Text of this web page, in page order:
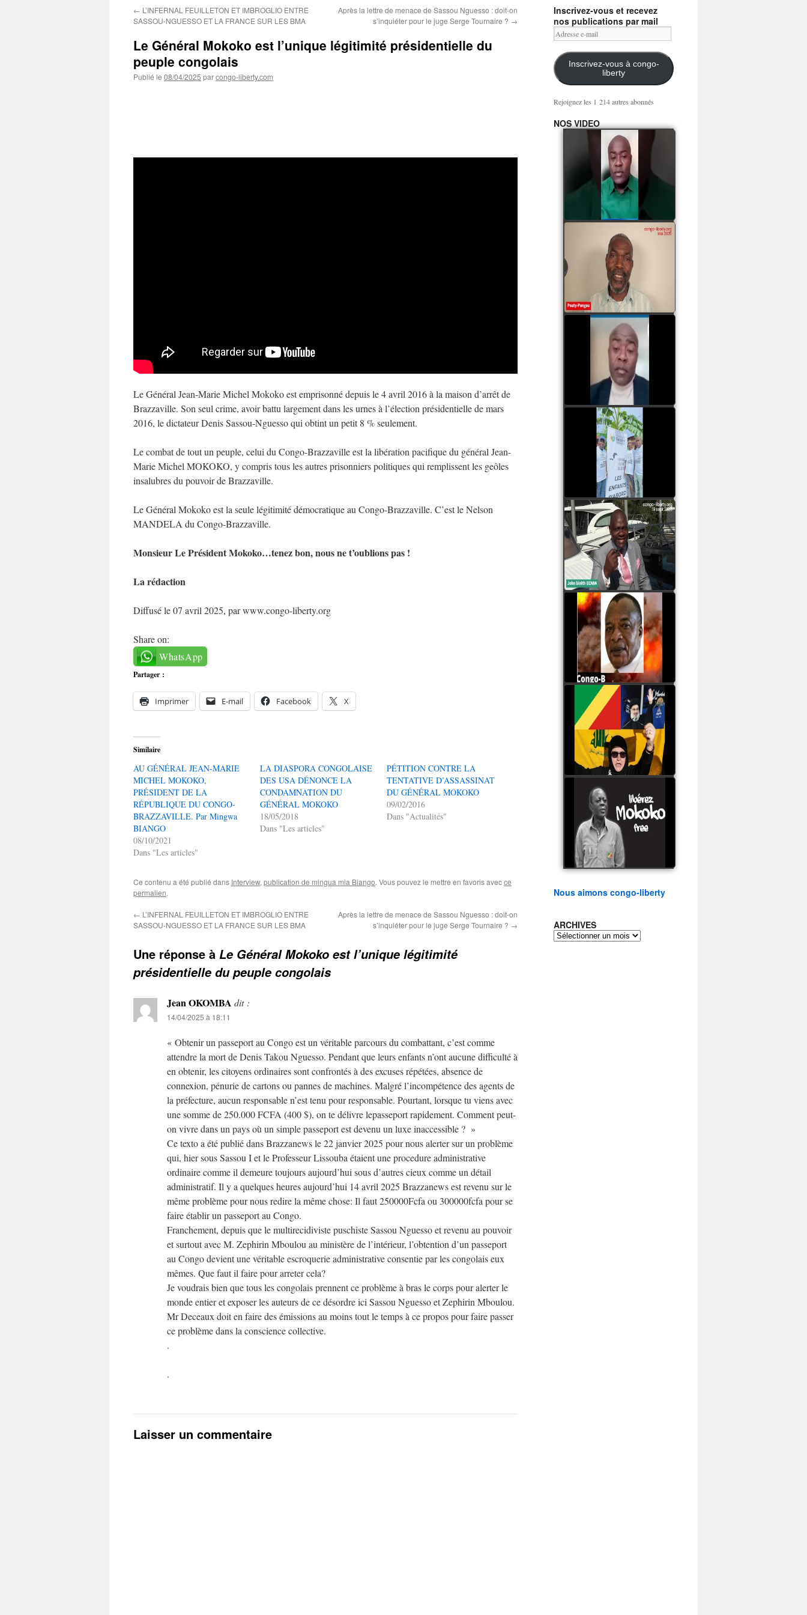
← L’INFERNAL FEUILLETON ET IMBROGLIO ENTRE
SASSOU-NGUESSO ET LA FRANCE SUR LES BMA
Après la lettre de menace de Sassou Nguesso : doit-on
s’inquiéter pour le juge Serge Tournaire ? →
Le Général Mokoko est l’unique légitimité présidentielle du
peuple congolais
Publié le 08/04/2025 parcongo-liberty.com
Le Général Jean-Marie Michel Mokoko est emprisonné depuis le 4 avril 2016 à la maison d’arrêt de
Brazzaville. Son seul crime, avoir battu largement dans les urnes à l’élection présidentielle de mars
2016, le dictateur Denis Sassou-Nguesso qui obtint un petit 8 % seulement.
Le combat de tout un peuple, celui du Congo-Brazzaville est la libération pacifique du général Jean-
Marie Michel MOKOKO, y compris tous les autres prisonniers politiques qui remplissent les geôles
insalubres du pouvoir de Brazzaville.
Le Général Mokoko est la seule légitimité démocratique au Congo-Brazzaville. C’est le Nelson
MANDELA du Congo-Brazzaville.
Monsieur Le Président Mokoko…tenez bon, nous ne t’oublions pas !
La rédaction
Diffusé le 07 avril 2025, par www.congo-liberty.org
Share on:
WhatsApp
Partager :
Imprimer E-mail Facebook X
Similaire
AU GÉNÉRAL JEAN-MARIE
MICHEL MOKOKO,
PRÉSIDENT DE LA
RÉPUBLIQUE DU CONGO-
BRAZZAVILLE. Par Mingwa
BIANGO
08/10/2021
Dans "Les articles"
LA DIASPORA CONGOLAISE
DES USA DÉNONCE LA
CONDAMNATION DU
GÉNÉRAL MOKOKO
18/05/2018
Dans "Les articles"
PÉTITION CONTRE LA
TENTATIVE D’ASSASSINAT
DU GÉNÉRAL MOKOKO
09/02/2016
Dans "Actualités"
Ce contenu a été publié dans Interview, publication de mingua mia Biango. Vous pouvez le mettre en favoris avecce
permalien.
← L’INFERNAL FEUILLETON ET IMBROGLIO ENTRE
SASSOU-NGUESSO ET LA FRANCE SUR LES BMA
Après la lettre de menace de Sassou Nguesso : doit-on
s’inquiéter pour le juge Serge Tournaire ? →
Une réponse à Le Général Mokoko est l’unique légitimité
présidentielle du peuple congolais
Jean OKOMBA dit :
14/04/2025 à 18:11
« Obtenir un passeport au Congo est un véritable parcours du combattant, c’est comme
attendre la mort de Denis Takou Nguesso. Pendant que leurs enfants n’ont aucune difficulté à
en obtenir, les citoyens ordinaires sont confrontés à des excuses répétées, absence de
connexion, pénurie de cartons ou pannes de machines. Malgré l’incompétence des agents de
la préfecture, aucun responsable n’est tenu pour responsable. Pourtant, lorsque tu viens avec
une somme de 250.000 FCFA (400 $), on te délivre lepasseport rapidement. Comment peut-
on vivre dans un pays où un simple passeport est devenu un luxe inaccessible ? »
Ce texto a été publié dans Brazzanews le 22 janvier 2025 pour nous alerter sur un problème
qui, hier sous Sassou I et le Professeur Lissouba étaient une procedure administrative
ordinaire comme il demeure toujours aujourd’hui sous d’autres cieux comme un détail
administratif. Il y a quelques heures aujourd’hui 14 avril 2025 Brazzanews est revenu sur le
même problème pour nous redire la même chose: Il faut 250000Fcfa ou 300000fcfa pour se
faire établir un passeport au Congo.
Franchement, depuis que le multirecidiviste puschiste Sassou Nguesso et revenu au pouvoir
et surtout avec M. Zephirin Mboulou au ministère de l’intérieur, l’obtention d’un passeport
au Congo devient une véritable escroquerie administrative consentie par les congolais eux
mêmes. Que faut il faire pour arreter cela?
Je voudrais bien que tous les congolais prennent ce problème à bras le corps pour alerter le
monde entier et exposer les auteurs de ce désordre ici Sassou Nguesso et Zephirin Mboulou.
Mr Deceaux doit en faire des émissions au moins tout le temps à ce propos pour faire passer
ce problème dans la conscience collective.
.
.
Laisser un commentaire
Inscrivez-vous et recevez
nos publications par mail
Adresse
e-
mail
Inscrivez-vous à congo-
liberty
Rejoignez les 1 214 autres abonnés
NOS VIDEO
Mingwa BIANGO : Ni
les mercenaires russes,
ni la garde présidentielle
ne mourront pour
Sassou Denis
watch video
POATY PANGOU
parle de la coquille vide
Collinet Makosso, des
assassinats des jeunes
par Serge OBOA
watch video
Sassou Nguesso est
revenu au pouvoir par
les armes, il ne quittera
le pouvoir que par la
force
watch video
watch video
John Binith Dzaba
s'exprime sur le voyage
de Rodrigue Malanda
Samba à Paris
watch video
Poaty Pangou La
Conférence des ethnies
est la seule solution pour
éviter la scission du
Congo B
watch video
Les liaisons dangereuses
du clan Sassou Nguesso
avec le Hezbollah
watch video
Le Général Mokoko est
l'unique légitimité
présidentielle du peuple
congolais
watch video
Nous aimons congo-liberty
ARCHIVES
ARCHIVES